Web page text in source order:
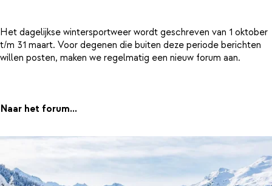
Het dagelijkse wintersportweer wordt geschreven van 1 oktober
t/m 31 maart. Voor degenen die buiten deze periode berichten
willen posten, maken we regelmatig een nieuw forum aan.
Naar het forum...